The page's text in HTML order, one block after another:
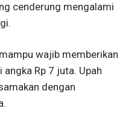
cenderung mengalami
mampu wajib memberikan
Rp 7 juta. Upah
dengan